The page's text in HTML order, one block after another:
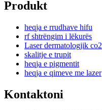
Produkt
heqja e rrudhave hifu
rf shtrëngim i lëkurës
Laser dermatologjik co2
skalitje e trupit
heqja e pigmentit
heqja e qimeve me lazer
Kontaktoni